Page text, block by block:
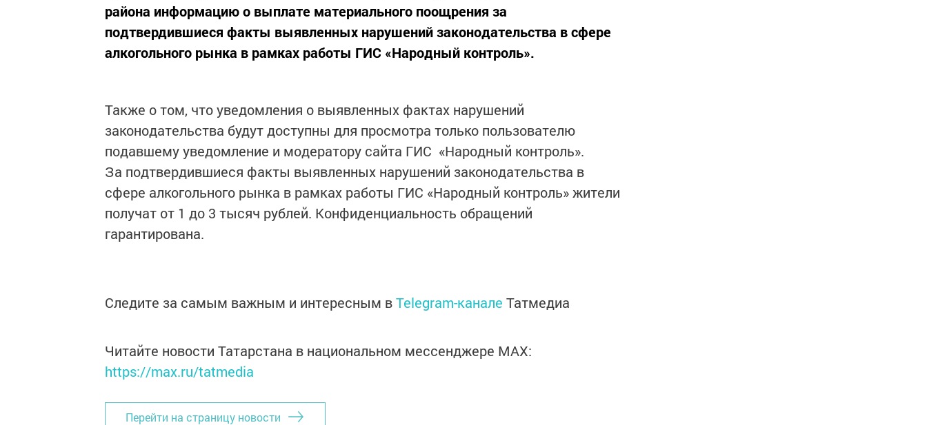
района информацию о выплате материального поощрения за
подтвердившиеся факты выявленных нарушений законодательства в сфере
алкогольного рынка в рамках работы ГИС «Народный контроль».
Также о том, что уведомления о выявленных фактах нарушений
законодательства будут доступны для просмотра только пользователю
подавшему уведомление и модератору сайта ГИС «Народный контроль».
За подтвердившиеся факты выявленных нарушений законодательства в
сфере алкогольного рынка в рамках работы ГИС «Народный контроль» жители
получат от 1 до 3 тысяч рублей. Конфиденциальность обращений
гарантирована.
Следите за самым важным и интересным вTelegram-канале Татмедиа
Читайте новости Татарстана в национальном мессенджере MАХ:
https://max.ru/tatmedia
Перейти на страницу новости